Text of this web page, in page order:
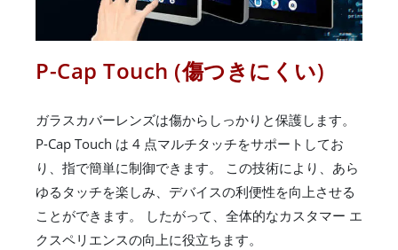
P-Cap Touch (傷つきにくい)
ガラスカバーレンズは傷からしっかりと保護します。
P-Cap Touch は 4 点マルチタッチをサポートしてお
り、指で簡単に制御できます。 この技術により、あら
ゆるタッチを楽しみ、デバイスの利便性を向上させる
ことができます。 したがって、全体的なカスタマー エ
クスペリエンスの向上に役立ちます。